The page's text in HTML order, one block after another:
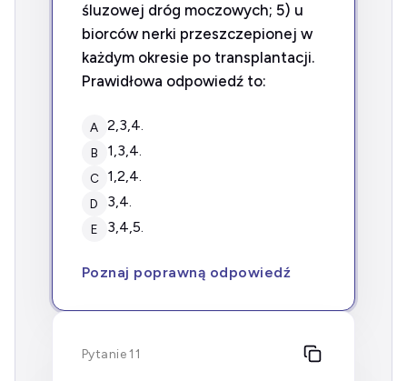
śluzowej dróg moczowych; 5) u
biorców nerki przeszczepionej w
każdym okresie po transplantacji.
Prawidłowa odpowiedź to:
A 2,3,4.
B 1,3,4.
C 1,2,4.
D 3,4.
E 3,4,5.
Poznaj poprawną odpowiedź
Pytanie 11